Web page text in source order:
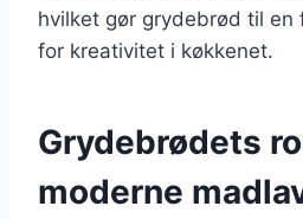
hvilket gør grydebrød til en
for kreativitet i køkkenet.
Grydebrødets
moderne